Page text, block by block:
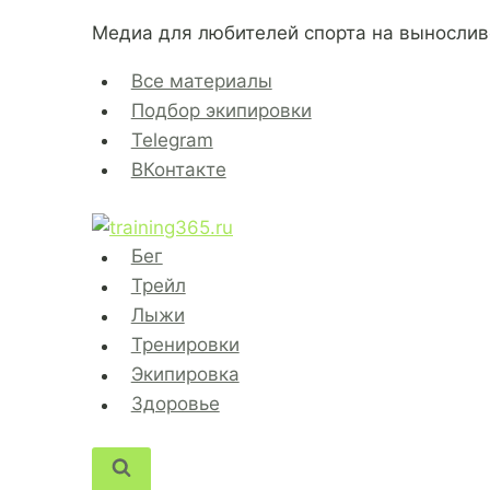
Медиа для любителей спорта на
Все материалы
Подбор экипировки
Telegram
ВКонтакте
Бег
Трейл
Лыжи
Тренировки
Экипировка
Здоровье